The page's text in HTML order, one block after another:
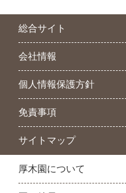
総合サイト
会社情報
個人情報保護方針
免責事項
サイトマップ
厚木園について